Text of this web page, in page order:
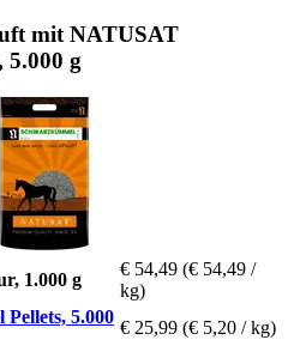
mit NATUSAT
5.000 g
1.000 g
€ 54,49 (€ 54,49 /
kg)
5.000
€ 25,99 (€ 5,20 / kg)